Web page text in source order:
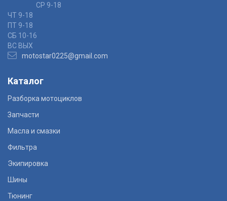
СР 9-18
ЧТ 9-18
ПТ 9-18
СБ 10-16
ВС ВЫХ
motostar0225@gmail.com
Каталог
Разборка мотоциклов
Запчасти
Масла и смазки
Фильтра
Экипировка
Шины
Тюнинг